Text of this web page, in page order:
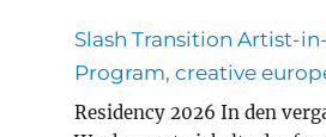
Slash Transition Artist-
Program, creative
Residency 2026 In den